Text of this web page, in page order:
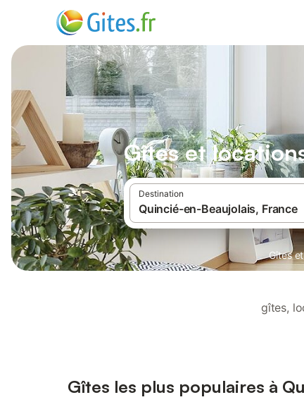
Gîtes et
Destination
Gîtes
gîtes,
Gîtes les plus populaires à